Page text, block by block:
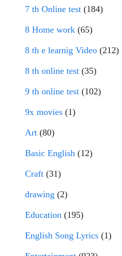
7 th Online test (184)
8 Home work (65)
8 th e learnig Video (212)
8 th online test (35)
9 th online test (102)
9x movies (1)
Art (80)
Basic English (12)
Craft (31)
drawing (2)
Education (195)
English Song Lyrics (1)